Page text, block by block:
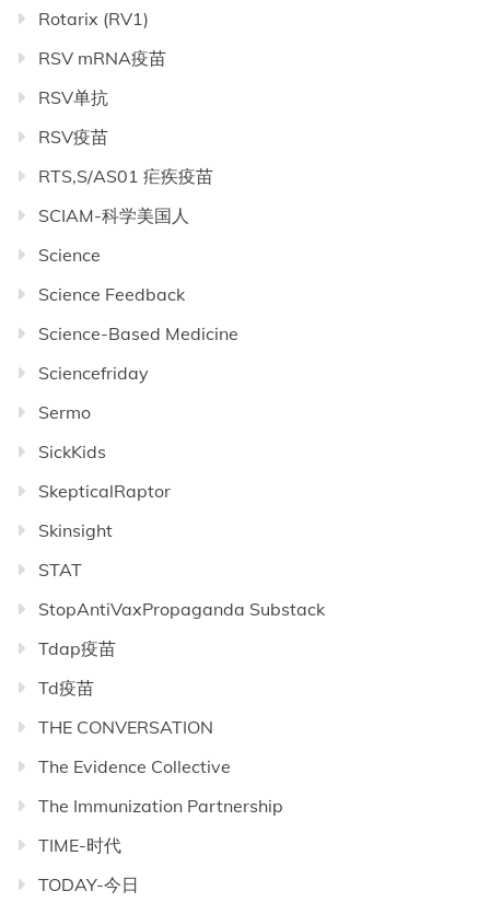
Rotarix (RV1)
RSV mRNA疫苗
RSV单抗
RSV疫苗
RTS,S/AS01 疟疾疫苗
SCIAM-科学美国人
Science
Science Feedback
Science-Based Medicine
Sciencefriday
Sermo
SickKids
SkepticalRaptor
Skinsight
STAT
StopAntiVaxPropaganda Substack
Tdap疫苗
Td疫苗
THE CONVERSATION
The Evidence Collective
The Immunization Partnership
TIME-时代
TODAY-今日